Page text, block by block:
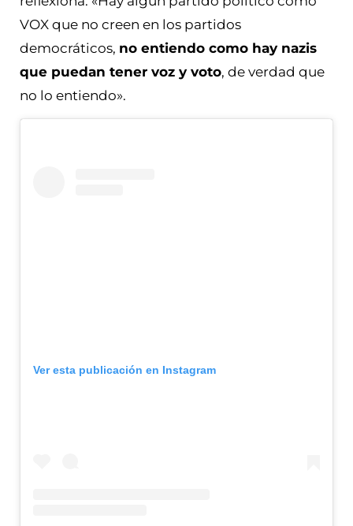
VOX que no creen en los partidos
democráticos, no entiendo como hay nazis
que puedan tener voz y voto, de verdad que
no lo entiendo».
Ver esta publicación en Instagram